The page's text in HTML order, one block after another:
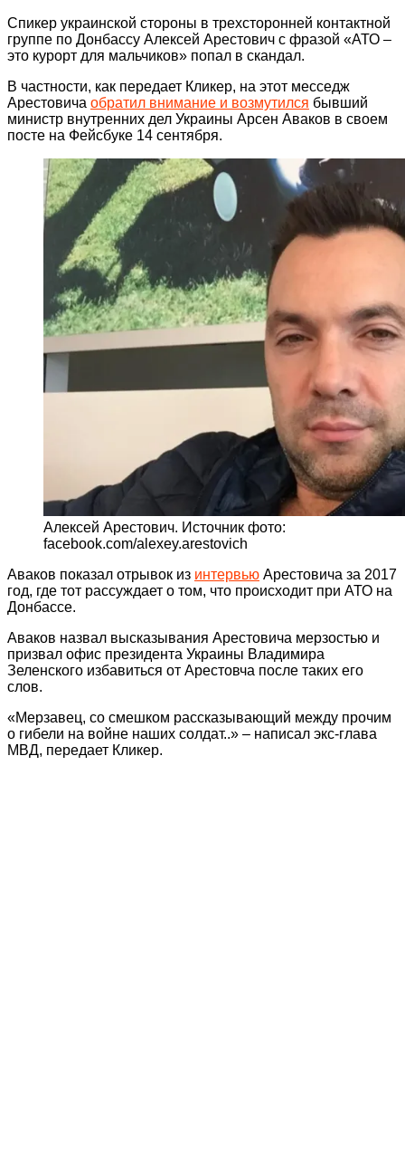
Спикер украинской стороны в трехсторонней контактной
группе по Донбассу Алексей Арестович с фразой «АТО –
это курорт для мальчиков» попал в скандал.
В частности, как передает Кликер, на этот месседж
Арестовича обратил внимание и возмутился бывший
министр внутренних дел Украины Арсен Аваков в своем
посте на Фейсбуке 14 сентября.
Алексей Арестович. Источник фото:
facebook.com/alexey.arestovich
Аваков показал отрывок из интервью Арестовича за 2017
год, где тот рассуждает о том, что происходит при АТО на
Донбассе.
Аваков назвал высказывания Арестовича мерзостью и
призвал офис президента Украины Владимира
Зеленского избавиться от Арестовча после таких его
слов.
«Мерзавец, со смешком рассказывающий между прочим
о гибели на войне наших солдат..» – написал экс-глава
МВД, передает Кликер.